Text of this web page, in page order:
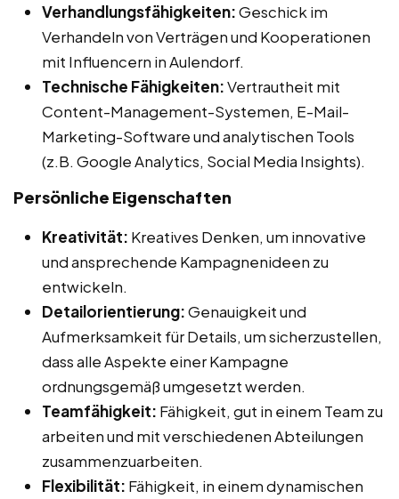
Verhandlungsfähigkeiten:Geschick im
Verhandeln von Verträgen und Kooperationen
mit Influencern in Aulendorf.
Technische Fähigkeiten:Vertrautheit mit
Content-Management-Systemen, E-Mail-
Marketing-Software und analytischen Tools
(z.B. Google Analytics, Social Media Insights).
Persönliche Eigenschaften
Kreativität: Kreatives Denken, um innovative
und ansprechende Kampagnenideen zu
entwickeln.
Detailorientierung:Genauigkeit und
Aufmerksamkeit für Details, um sicherzustellen,
dass alle Aspekte einer Kampagne
ordnungsgemäß umgesetzt werden.
Teamfähigkeit: Fähigkeit, gut in einem Team zu
arbeiten und mit verschiedenen Abteilungen
zusammenzuarbeiten.
Flexibilität: Fähigkeit, in einem dynamischen